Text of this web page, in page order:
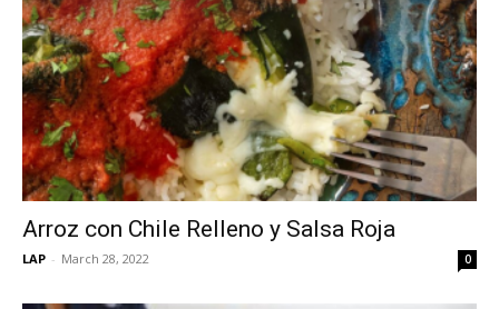
Arroz con Chile Relleno y Salsa Roja
LAP - March 28, 2022 0